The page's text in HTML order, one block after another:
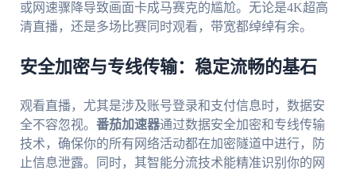
或网速骤降导致画面卡成马赛克的尴尬。无论是4K超高
清直播，还是多场比赛同时观看，带宽都绰绰有余。
安全加密与专线传输：稳定流畅的基石
观看直播，尤其是涉及账号登录和支付信息时，数据安
全不容忽视。 番茄加速器通过数据安全加密和专线传输
技术，确保你的所有网络活动都在加密隧道中进行，防
止信息泄露。同时，其智能分流技术能精准识别你的网